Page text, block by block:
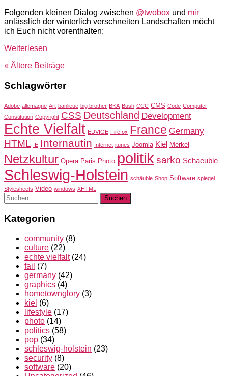
Folgenden kleinen Dialog zwischen @twobox und mir
anlässlich der winterlich verschneiten Landschaften möcht
ich Euch nicht vorenthalten:
Weiterlesen
« Ältere Beiträge
Schlagwörter
Adobe allemagne Art banlieue big brother BKA Bush CCC CMS Code Computer
Constitution Copyright CSS Deutschland Development
Echte Vielfalt EDVIGE Firefox France Germany
HTML IE Internautin Internet itunes Joomla Kiel Merkel
Netzkultur Opera Paris Photo politik sarko Schaeuble
Schleswig-Holstein schäuble Shop Software spiegel
Stylesheets Video windows XHTML
Suchen
nach:
Kategorien
community (8)
culture (22)
echte vielfalt(24)
fail (7)
germany (42)
graphics (4)
hometownglory (3)
kiel (6)
lifestyle (17)
photo (14)
politics (58)
pop (34)
schleswig-holstein (23)
security (8)
software (20)